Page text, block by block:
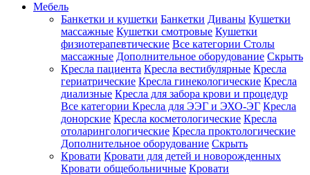
Мебель
Банкетки и кушетки Банкетки Диваны Кушетки
массажные Кушетки смотровые Кушетки
физиотерапевтические Все категории Столы
массажные Дополнительное оборудование Скрыть
Кресла пациента Кресла вестибулярные Кресла
гериатрические Кресла гинекологические Кресла
диализные Кресла для забора крови и процедур
Все категории Кресла для ЭЭГ и ЭХО-ЭГ Кресла
донорские Кресла косметологические Кресла
отоларингологические Кресла проктологические
Дополнительное оборудование Скрыть
Кровати Кровати для детей и новорожденных
Кровати общебольничные Кровати